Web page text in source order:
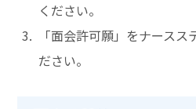
ください。
「面会許可願」をナース
ださい。